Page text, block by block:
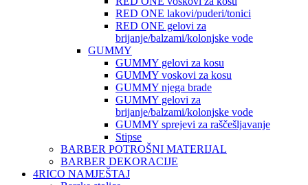
RED ONE lakovi/puderi/tonici
RED ONE gelovi za
brijanje/balzami/kolonjske vode
GUMMY
GUMMY gelovi za kosu
GUMMY voskovi za kosu
GUMMY njega brade
GUMMY gelovi za
brijanje/balzami/kolonjske vode
GUMMY sprejevi za raščešljavanje
Stipse
BARBER POTROŠNI MATERIJAL
BARBER DEKORACIJE
4RICO NAMJEŠTAJ